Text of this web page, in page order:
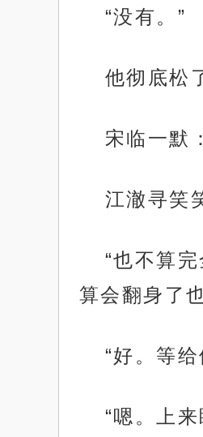
“没有。”
他彻底松
宋临一默
江澈寻笑
“也不算
算会翻身了
“好。等
“嗯。上